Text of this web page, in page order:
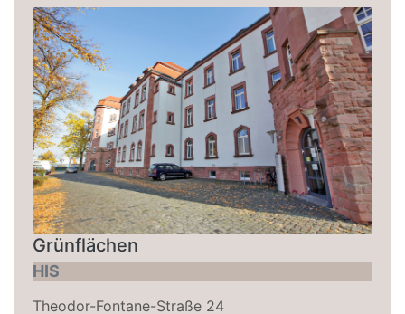
Grünflächen
HIS
Theodor-Fontane-Straße 24